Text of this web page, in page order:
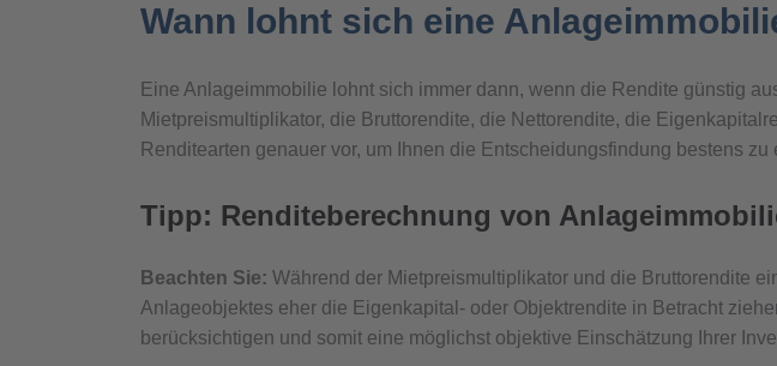
Wann lohnt sich eine
Eine Anlageimmobilie lohnt sich immer dann, wenn die Rendite günstig
Mietpreismultiplikator, die Bruttorendite, die Nettorendite, die
Renditearten genauer vor, um Ihnen die Entscheidungsfindung bestens zu
Tipp: Renditeberechnung von
Beachten Sie: Während der Mietpreismultiplikator und die Bruttorendite
Anlageobjektes eher die Eigenkapital- oder Objektrendite in Betracht
berücksichtigen und somit eine möglichst objektive Einschätzung Ihrer